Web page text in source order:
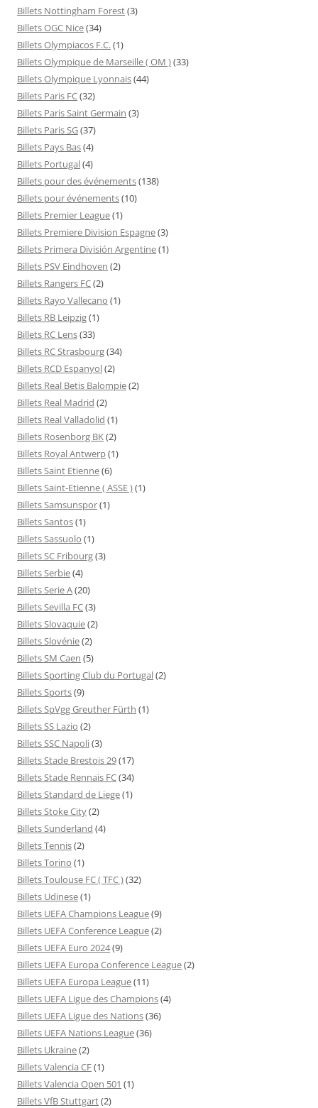
Billets Nottingham Forest(3)
Billets OGC Nice(34)
Billets Olympiacos F.C.(1)
Billets Olympique de Marseille ( OM )(33)
Billets Olympique Lyonnais(44)
Billets Paris FC(32)
Billets Paris Saint Germain (3)
Billets Paris SG(37)
Billets Pays Bas(4)
Billets Portugal(4)
Billets pour des événements(138)
Billets pour événements(10)
Billets Premier League(1)
Billets Premiere Division Espagne(3)
Billets Primera División Argentine(1)
Billets PSV Eindhoven (2)
Billets Rangers FC(2)
Billets Rayo Vallecano (1)
Billets RB Leipzig(1)
Billets RC Lens(33)
Billets RC Strasbourg(34)
Billets RCD Espanyol(2)
Billets Real Betis Balompie(2)
Billets Real Madrid (2)
Billets Real Valladolid (1)
Billets Rosenborg BK(2)
Billets Royal Antwerp(1)
Billets Saint Etienne(6)
Billets Saint-Etienne ( ASSE )(1)
Billets Samsunspor(1)
Billets Santos(1)
Billets Sassuolo (1)
Billets SC Fribourg(3)
Billets Serbie(4)
Billets Serie A(20)
Billets Sevilla FC(3)
Billets Slovaquie(2)
Billets Slovénie(2)
Billets SM Caen (5)
Billets Sporting Club du Portugal(2)
Billets Sports(9)
Billets SpVgg Greuther Fürth (1)
Billets SS Lazio (2)
Billets SSC Napoli(3)
Billets Stade Brestois 29(17)
Billets Stade Rennais FC(34)
Billets Standard de Liege(1)
Billets Stoke City(2)
Billets Sunderland (4)
Billets Tennis(2)
Billets Torino (1)
Billets Toulouse FC ( TFC )(32)
Billets Udinese(1)
Billets UEFA Champions League(9)
Billets UEFA Conference League(2)
Billets UEFA Euro 2024(9)
Billets UEFA Europa Conference League(2)
Billets UEFA Europa League(11)
Billets UEFA Ligue des Champions(4)
Billets UEFA Ligue des Nations(36)
Billets UEFA Nations League(36)
Billets Ukraine(2)
Billets Valencia CF(1)
Billets Valencia Open 501 (1)
Billets VfB Stuttgart(2)